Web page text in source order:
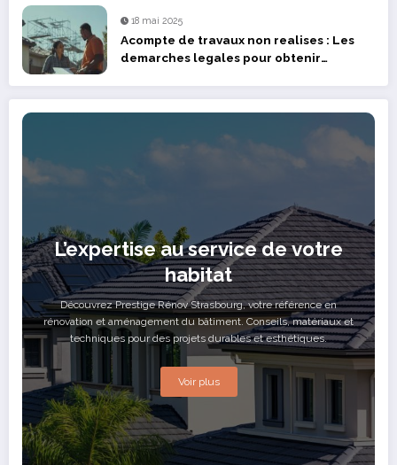
18 mai 2025
Acompte de travaux non realises : Les
demarches legales pour obtenir
L’expertise au service de votre
habitat
Découvrez Prestige Rénov Strasbourg, votre référence en
rénovation et aménagement du bâtiment. Conseils, matériaux et
techniques pour des projets durables et esthétiques.
Voir plus